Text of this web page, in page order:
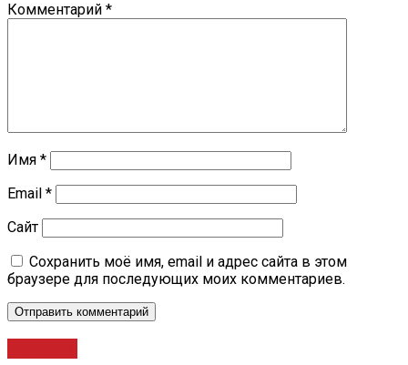
Комментарий *
Имя *
Email *
Сайт
Сохранить моё имя, email и адрес сайта в этом
браузере для последующих моих комментариев.